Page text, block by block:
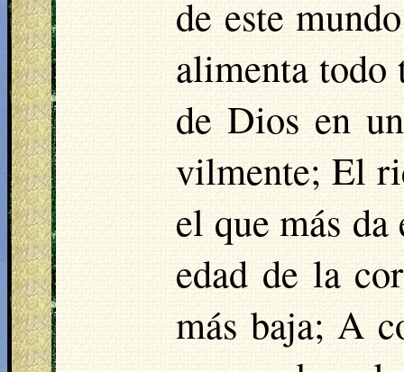
de este
alimenta todo
de Dios en
vilmente; El
el que más
edad de la
más baja; A